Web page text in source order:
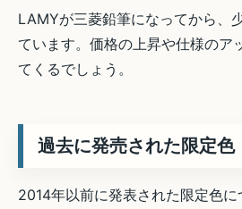
LAMYが三菱鉛筆になってから、
ています。価格の上昇や仕様のア
てくるでしょう。
過去に発売された限定色
2014年以前に発表された限定色に